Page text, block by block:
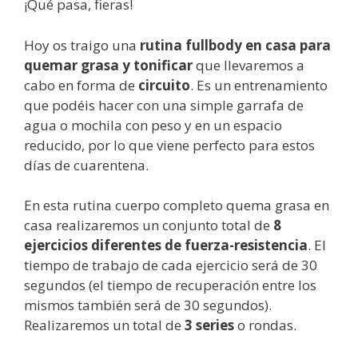
¡Qué pasa, fieras!
Hoy os traigo una rutina fullbody en casa para
quemar grasa y tonificarque llevaremos a
cabo en forma de circuito. Es un entrenamiento
que podéis hacer con una simple garrafa de
agua o mochila con peso y en un espacio
reducido, por lo que viene perfecto para estos
días de cuarentena.
En esta rutina cuerpo completo quema grasa en
casa realizaremos un conjunto total de 8
ejercicios diferentes de fuerza-resistencia. El
tiempo de trabajo de cada ejercicio será de 30
segundos (el tiempo de recuperación entre los
mismos también será de 30 segundos).
Realizaremos un total de 3 serieso rondas.